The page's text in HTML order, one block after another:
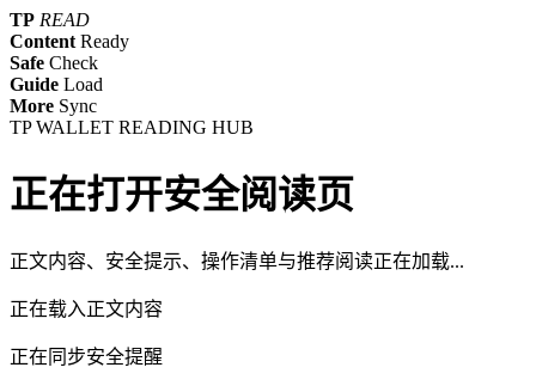
TP READ
Content Ready
Safe Check
Guide Load
More Sync
TP WALLET READING HUB
正在打开安全阅读页
正文内容、安全提示、操作清单与推荐阅读正在加载...
正在载入正文内容
正在同步安全提醒